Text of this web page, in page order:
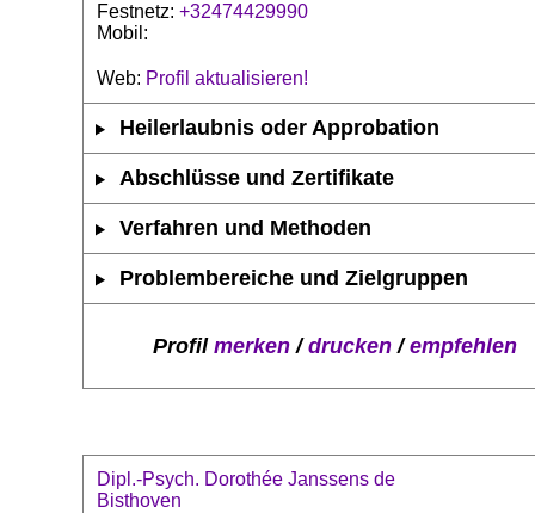
Festnetz: +32474429990
Mobil:
Web: Profil aktualisieren!
Heilerlaubnis oder Approbation
Abschlüsse und Zertifikate
Verfahren und Methoden
Problembereiche und Zielgruppen
Profil merken/drucken/empfehlen
Dipl.-Psych. Dorothée Janssens de
Bisthoven